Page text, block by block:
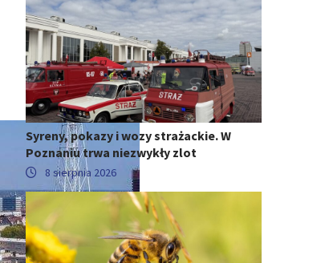
Syreny, pokazy i wozy strażackie. W
Poznaniu trwa niezwykły zlot
8 sierpnia 2026